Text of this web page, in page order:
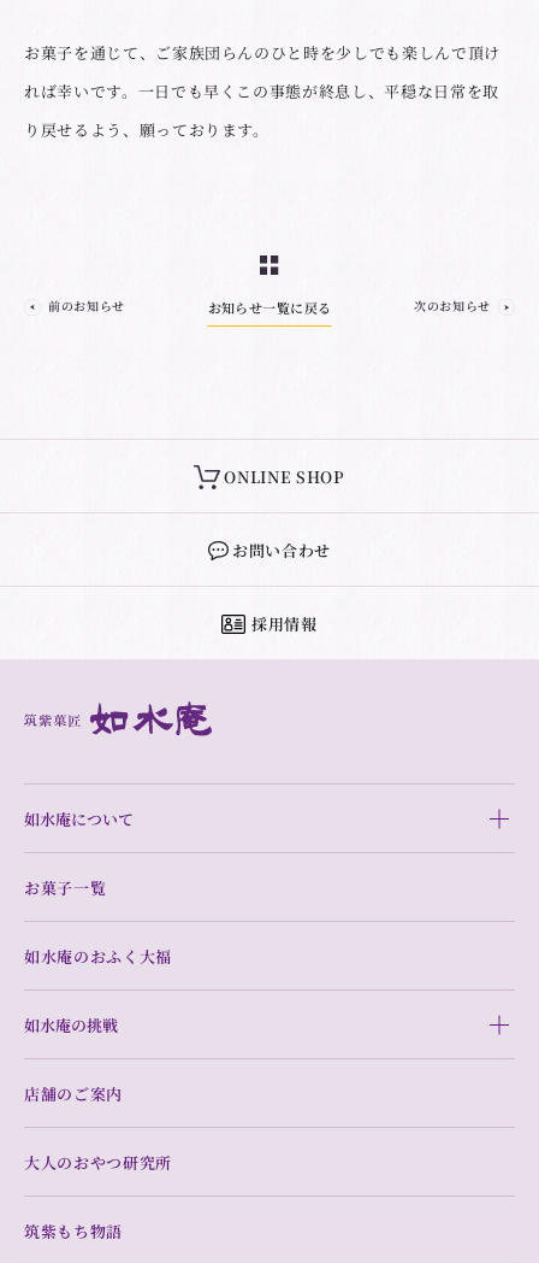
お菓子を通じて、ご家族団らんのひと時を少しでも楽しんで頂け
れば幸いです。一日でも早くこの事態が終息し、平穏な日常を取
り戻せるよう、願っております。
前のお知らせ お知らせ一覧に戻る 次のお知らせ
ONLINE SHOP
お問い合わせ
採用情報
如水庵について
お菓子一覧
如水庵のおふく大福
如水庵の挑戦
店舗のご案内
大人のおやつ研究所
筑紫もち物語